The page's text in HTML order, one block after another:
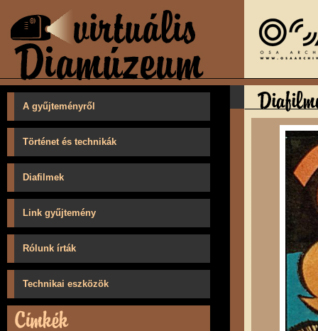
A gyűjteményről
Történet és technikák
Diafilmek
Link gyűjtemény
Rólunk írták
Technikai eszközök